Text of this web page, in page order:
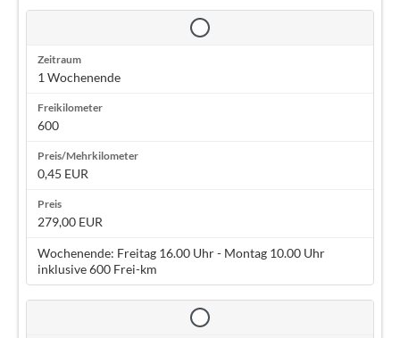
1 Wochenende
600
0,45 EUR
279,00 EUR
Wochenende: Freitag 16.00 Uhr - Montag 10.00 Uhr
inklusive 600 Frei-km